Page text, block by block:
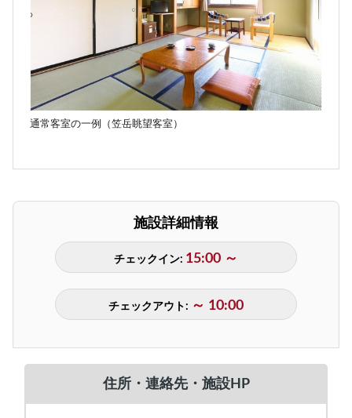
通常客室の一例（笠岳眺望客室）
施設詳細情報
チェックイン: 15:00 ～
チェックアウト: ～ 10:00
住所・連絡先・施設HP